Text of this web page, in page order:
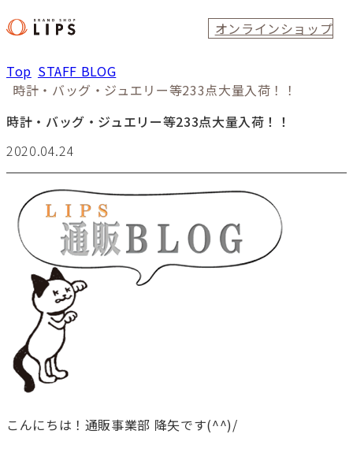
オンラインショップ
Top STAFF BLOG
時計・バッグ・ジュエリー等233点大量入荷！！
時計・バッグ・ジュエリー等233点大量入荷！！
2020.04.24
こんにちは！通販事業部 降矢です(^^)/